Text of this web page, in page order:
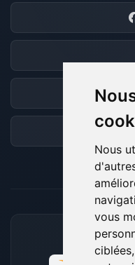
Nous
vous
MOYENS